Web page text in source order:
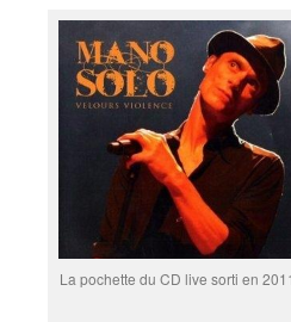
La pochette du CD live sorti en 2011